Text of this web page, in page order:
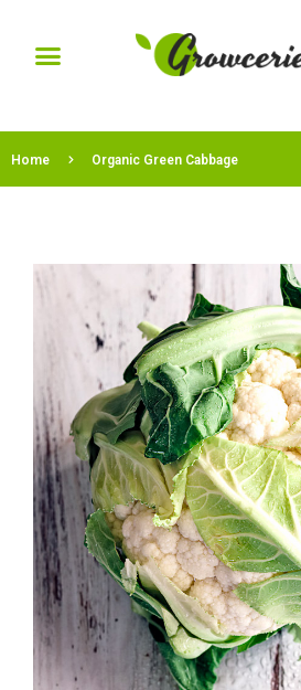
Home Organic Green Cabbage